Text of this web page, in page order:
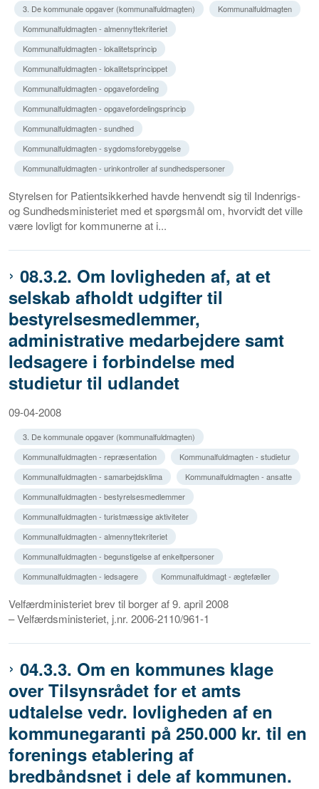
3. De kommunale opgaver (kommunalfuldmagten)
Kommunalfuldmagten
Kommunalfuldmagten - almennyttekriteriet
Kommunalfuldmagten - lokalitetsprincip
Kommunalfuldmagten - lokalitetsprincippet
Kommunalfuldmagten - opgavefordeling
Kommunalfuldmagten - opgavefordelingsprincip
Kommunalfuldmagten - sundhed
Kommunalfuldmagten - sygdomsforebyggelse
Kommunalfuldmagten - urinkontroller af sundhedspersoner
Styrelsen for Patientsikkerhed havde henvendt sig til Indenrigs-
og Sundhedsministeriet med et spørgsmål om, hvorvidt det ville
være lovligt for kommunerne at i...
08.3.2. Om lovligheden af, at et
selskab afholdt udgifter til
bestyrelsesmedlemmer,
administrative medarbejdere samt
ledsagere i forbindelse med
studietur til udlandet
09-04-2008
3. De kommunale opgaver (kommunalfuldmagten)
Kommunalfuldmagten - repræsentation
Kommunalfuldmagten - studietur
Kommunalfuldmagten - samarbejdsklima
Kommunalfuldmagten - ansatte
Kommunalfuldmagten - bestyrelsesmedlemmer
Kommunalfuldmagten - turistmæssige aktiviteter
Kommunalfuldmagten - almennyttekriteriet
Kommunalfuldmagten - begunstigelse af enkeltpersoner
Kommunalfuldmagten - ledsagere
Kommunalfuldmagt - ægtefæller
Velfærdministeriet brev til borger af 9. april 2008
– Velfærdsministeriet, j.nr. 2006-2110/961-1
04.3.3. Om en kommunes klage
over Tilsynsrådet for et amts
udtalelse vedr. lovligheden af en
kommunegaranti på 250.000 kr. til en
forenings etablering af
bredbåndsnet i dele af kommunen.